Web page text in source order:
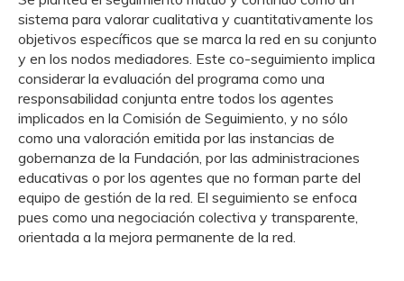
sistema para valorar cualitativa y cuantitativamente los
objetivos específicos que se marca la red en su conjunto
y en los nodos mediadores. Este co-seguimiento implica
considerar la evaluación del programa como una
responsabilidad conjunta entre todos los agentes
implicados en la Comisión de Seguimiento, y no sólo
como una valoración emitida por las instancias de
gobernanza de la Fundación, por las administraciones
educativas o por los agentes que no forman parte del
equipo de gestión de la red. El seguimiento se enfoca
pues como una negociación colectiva y transparente,
orientada a la mejora permanente de la red.